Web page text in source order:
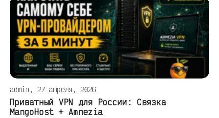
admin, 27 апреля, 2026
Приватный VPN для России: Связка
MangoHost + Amnezia